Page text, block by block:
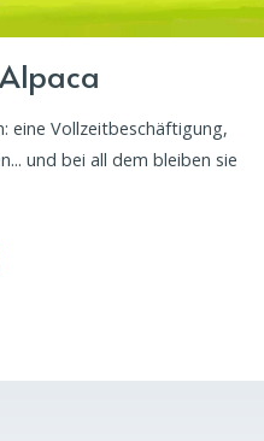
eine Vollzeitbeschäftigung,
und bei all dem bleiben sie